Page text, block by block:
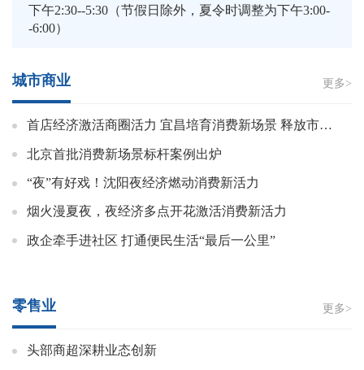
下午2:30--5:30（节假日除外，夏令时调整为下午3:00-
-6:00）
城市商业 更多>
首店经济激活商圈活力 宜昌培育消费新场景 释放市场新潜力
北京首批消费新场景标杆案例出炉
“夜”有好戏！沈阳夜经济燃动消费新活力
烟火漫夏夜，夜经济多点开花激活消费新活力
政企牵手进社区 打通便民生活“最后一公里”
零售业 更多>
头部商超深耕业态创新